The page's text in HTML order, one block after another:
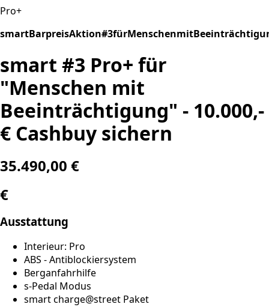
Pro+
smart #3 Pro+ für
"Menschen mit
Beeinträchtigung" - 10.000,-
€ Cashbuy sichern
35.490,00 €
€
Ausstattung
Interieur: Pro
ABS - Antiblockiersystem
Berganfahrhilfe
s-Pedal Modus
smart charge@street Paket